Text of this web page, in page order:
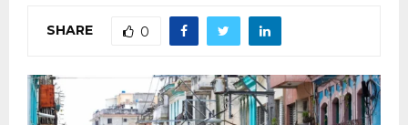
SHARE 0